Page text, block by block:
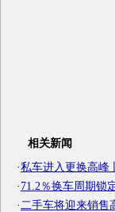
相关新闻
·私车进入更换高峰
·71.2％换车周期锁
· 二手车将迎来销售